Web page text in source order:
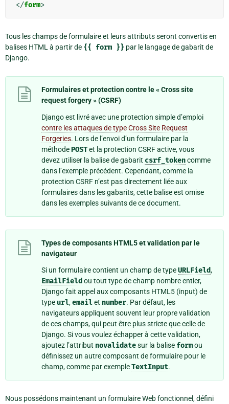
</form>
Tous les champs de formulaire et leurs attributs seront convertis en
balises HTML à partir de {{ form }} par le langage de gabarit de
Django.
Formulaires et protection contre le « Cross site
request forgery » (CSRF)
Django est livré avec une protection simple d’emploi
contre les attaques de type Cross Site Request
Forgeries. Lors de l’envoi d’un formulaire par la
méthodePOSTet la protection CSRF active, vous
devez utiliser la balise de gabarit csrf_tokencomme
dans l’exemple précédent. Cependant, comme la
protection CSRF n’est pas directement liée aux
formulaires dans les gabarits, cette balise est omise
dans les exemples suivants de ce document.
Types de composants HTML5 et validation par le
navigateur
Si un formulaire contient un champ de typeURLField,
EmailField ou tout type de champ nombre entier,
Django fait appel aux composants HTML5 (input) de
type url,emailet number. Par défaut, les
navigateurs appliquent souvent leur propre validation
de ces champs, qui peut être plus stricte que celle de
Django. Si vous voulez échapper à cette validation,
ajoutez l’attribut novalidatesur la balise formou
définissez un autre composant de formulaire pour le
champ, comme par exempleTextInput.
Nous possédons maintenant un formulaire Web fonctionnel, défini